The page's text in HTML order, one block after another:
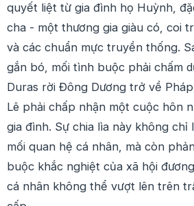
quyết liệt từ gia đình họ Huỳnh,
cha - một thương gia giàu có, coi
và các chuẩn mực truyền thống.
gắn bó, mối tình buộc phải chấm
Duras rời Đông Dương trở về
Lê phải chấp nhận một cuộc hôn
gia đình. Sự chia lìa này không
mối quan hệ cá nhân, mà còn
buộc khắc nghiệt của xã hội
cá nhân không thể vượt lên trên